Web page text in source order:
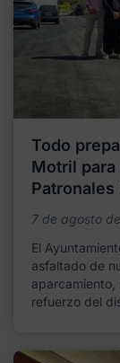
Todo
Motril para
Patronales
7 de agosto
El
asfaltado de
refuerzo del